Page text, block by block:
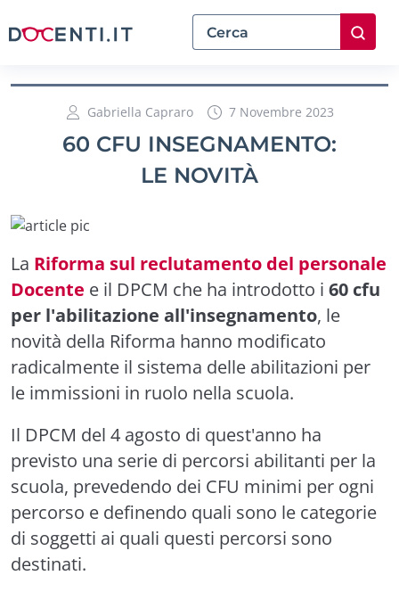
Gabriella Capraro 7 Novembre 2023
60 CFU INSEGNAMENTO:
LE NOVITÀ
La Riforma sul reclutamento del personale
Docente e il DPCM che ha introdotto i 60 cfu
per l'abilitazione all'insegnamento, le
novità della Riforma hanno modificato
radicalmente il sistema delle abilitazioni per
le immissioni in ruolo nella scuola.
Il DPCM del 4 agosto di quest'anno ha
previsto una serie di percorsi abilitanti per la
scuola, prevedendo dei CFU minimi per ogni
percorso e definendo quali sono le categorie
di soggetti ai quali questi percorsi sono
destinati.